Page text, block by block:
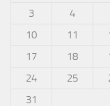
3
4
10
11
17
18
24
25
31